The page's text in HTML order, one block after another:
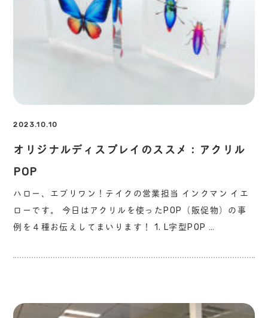
2023.10.10
オリジナルディスプレイのススメ：アクリル
POP
ハロー、エブリワン！テイクの営業担当 インクマン イエ
ローです。 今日はアクリルを使ったPOP（販促物）の事
例を４種お伝えしてまいります！ 1. L字型POP …